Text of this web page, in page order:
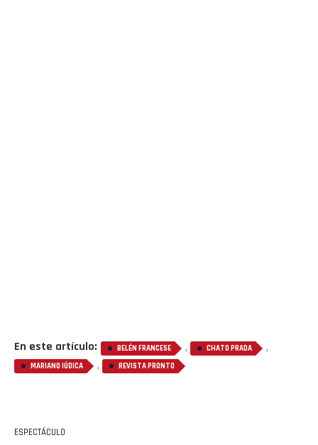
En este artículo: BELÉN FRANCESE , CHATO PRADA ,
MARIANO IÚDICA , REVISTA PRONTO
ESPECTÁCULO
Flipboard